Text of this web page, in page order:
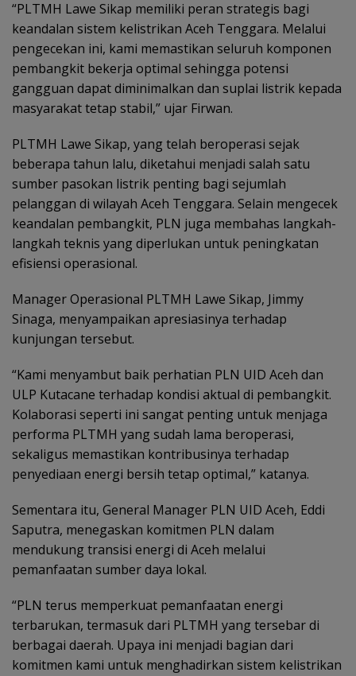
“PLTMH Lawe Sikap memiliki peran strategis bagi
keandalan sistem kelistrikan Aceh Tenggara. Melalui
pengecekan ini, kami memastikan seluruh komponen
pembangkit bekerja optimal sehingga potensi
gangguan dapat diminimalkan dan suplai listrik kepada
masyarakat tetap stabil,” ujar Firwan.
PLTMH Lawe Sikap, yang telah beroperasi sejak
beberapa tahun lalu, diketahui menjadi salah satu
sumber pasokan listrik penting bagi sejumlah
pelanggan di wilayah Aceh Tenggara. Selain mengecek
keandalan pembangkit, PLN juga membahas langkah-
langkah teknis yang diperlukan untuk peningkatan
efisiensi operasional.
Manager Operasional PLTMH Lawe Sikap, Jimmy
Sinaga, menyampaikan apresiasinya terhadap
kunjungan tersebut.
“Kami menyambut baik perhatian PLN UID Aceh dan
ULP Kutacane terhadap kondisi aktual di pembangkit.
Kolaborasi seperti ini sangat penting untuk menjaga
performa PLTMH yang sudah lama beroperasi,
sekaligus memastikan kontribusinya terhadap
penyediaan energi bersih tetap optimal,” katanya.
Sementara itu, General Manager PLN UID Aceh, Eddi
Saputra, menegaskan komitmen PLN dalam
mendukung transisi energi di Aceh melalui
pemanfaatan sumber daya lokal.
“PLN terus memperkuat pemanfaatan energi
terbarukan, termasuk dari PLTMH yang tersebar di
berbagai daerah. Upaya ini menjadi bagian dari
komitmen kami untuk menghadirkan sistem kelistrikan